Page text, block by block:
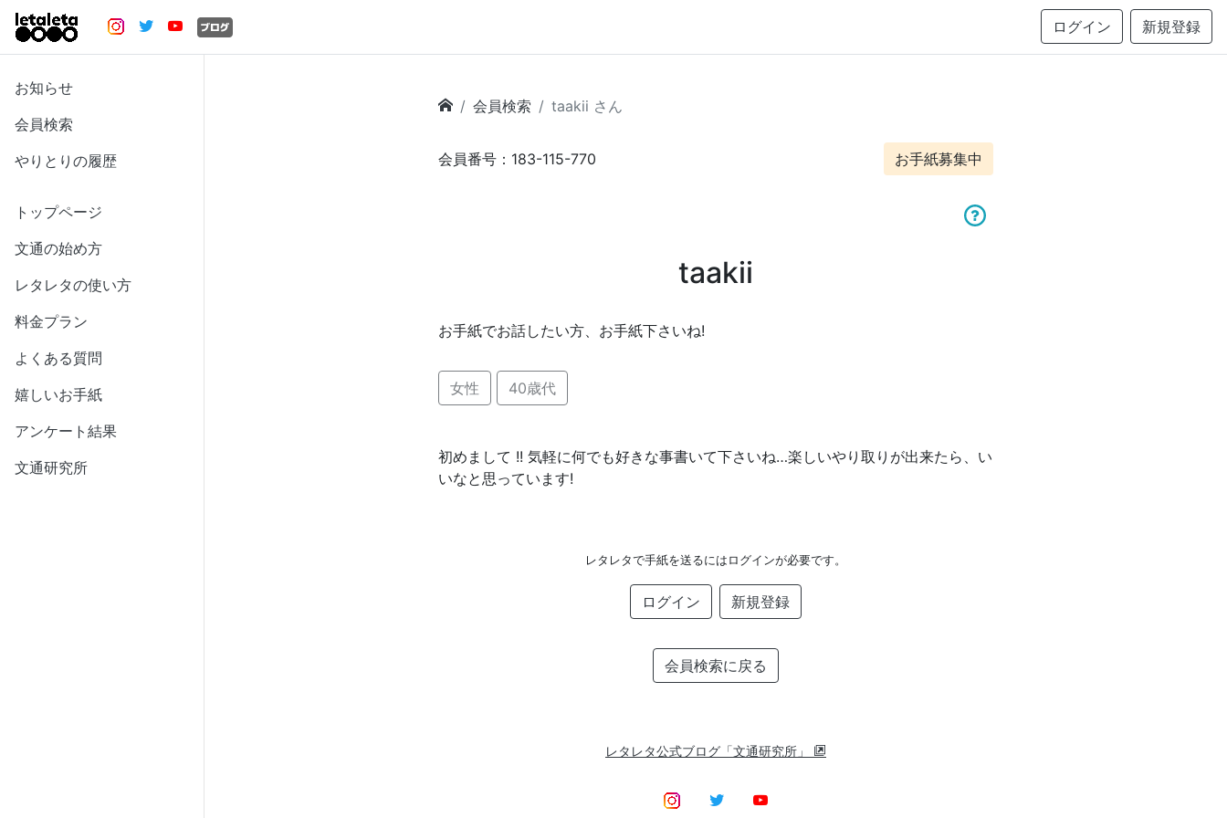
ログイン 新規登録
お知らせ
会員検索
やりとりの履歴
トップページ
文通の始め方
レタレタの使い方
料金プラン
よくある質問
嬉しいお手紙
アンケート結果
文通研究所
会員検索 taakii さん
会員番号：183-115-770 お手紙募集中
taakii
お手紙でお話したい方、お手紙下さいね!
女性 40歳代
初めまして !! 気軽に何でも好きな事書いて下さいね…楽しいやり取りが出来たら、い
いなと思っています!
レタレタで手紙を送るにはログインが必要です。
ログイン 新規登録
会員検索に戻る
レタレタ公式ブログ「文通研究所」